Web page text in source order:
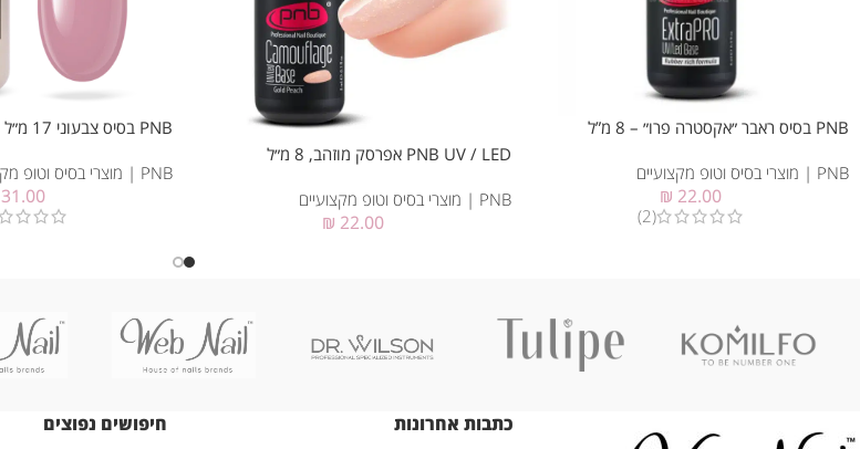
PNB בסיס ראבר ״אקסטרה פרו״ – 8 מ”ל
PNB | מוצרי בסיס וטופ מקצועיים
₪ 22.00
(2)
PNB UV / LED אפרסק מוזהב, 8 מ״ל
PNB | מוצרי בסיס וטופ מקצועיים
₪ 22.00
PNB בסיס צבעוני 17 מ״ל – ורוד
PNB | מוצרי בסיס וטופ מקצועיים
31.00
כתבות אחרונות חיפושים נפוצים